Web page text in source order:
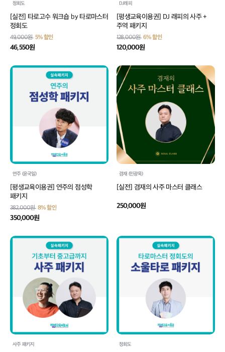
정회도
[실전] 타로고수 워크숍 by 타로마스터
정회도
49,000원 5% 할인
46,550원
DJ래피
[평생교육이용권] DJ 래피의 사주 +
주역 패키지
128,000원 6% 할인
120,000원
연주 (윤국일)
[평생교육이용권] 연주의 점성학
패키지
382,000원 8% 할인
350,000원
겸재 (민광욱)
[실전] 겸재의 사주 마스터 클래스
250,000원
사주 패키지 정회도